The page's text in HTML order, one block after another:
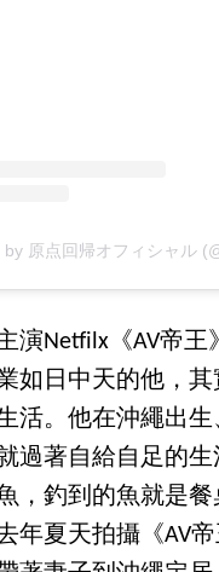
演Netfilx《AV帝王
如日中天的他，
活。他在沖繩出
過著自給自足的
，釣到的魚就是
年夏天拍攝《AV